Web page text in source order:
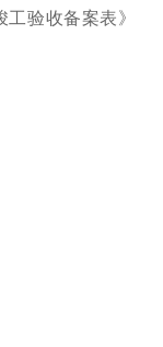
验收备案表》